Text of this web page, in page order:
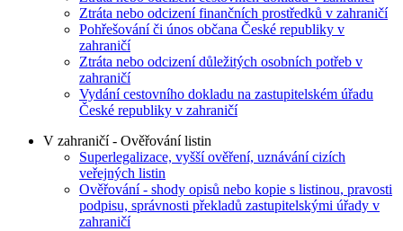
Ztráta nebo odcizení finančních prostředků v zahraničí
Pohřešování či únos občana České republiky v
zahraničí
Ztráta nebo odcizení důležitých osobních potřeb v
zahraničí
Vydání cestovního dokladu na zastupitelském úřadu
České republiky v zahraničí
V zahraničí - Ověřování listin
Superlegalizace, vyšší ověření, uznávání cizích
veřejných listin
Ověřování - shody opisů nebo kopie s listinou, pravosti
podpisu, správnosti překladů zastupitelskými úřady v
zahraničí